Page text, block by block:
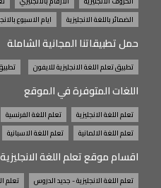
الضمائر باللغة الانجليزية
ايام الاسبوع
حمل تطبيقاتنا المجانية الشاملة
تطبيق تعلم اللغة الانجليزية للايفون
اللغات المتوفرة في الموقع
تعلم اللغة الانجليزية تعلم اللغة الفرنسية
تعلم اللغة الالمانية
تعلم اللغة الاسبانية
اقسام موقع تعلم اللغة الانجليزية
تعلم اللغة الانجليزية - جديد الدروس تعلم